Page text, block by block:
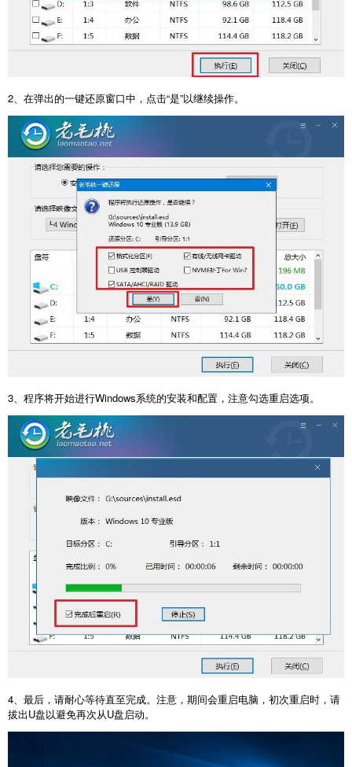
2 、在弹出的一键还原窗口中，点击“是”以继续操作。
3、程序将开始进行Windows系统的安装和配置，注意勾选重启选项。
4 、最后，请耐心等待直至完成。注意，期间会重启电脑，初次重启时，请
拔出U盘以避免再次从U盘启动。